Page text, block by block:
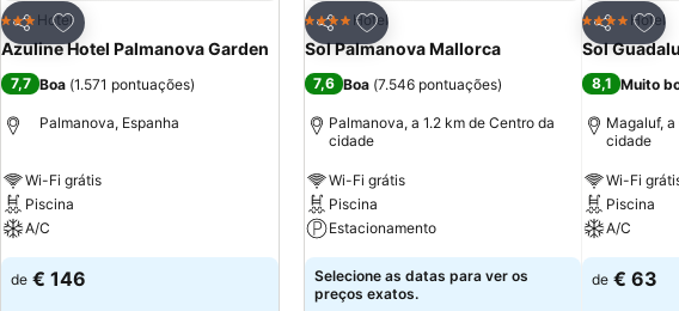
Partilhar
Adicionar aos favoritos
3 Estrelas
Hotel
Azuline Hotel Palmanova Garden
7,7 Boa (1.571 pontuações)
Palmanova, Espanha
Wi-Fi grátis
Piscina
A/C
de € 146
Partilhar
Adicionar aos favoritos
4 EstrelasHotel
Sol Palmanova Mallorca
7,6 Boa (7.546 pontuações)
Palmanova, a 1.2 km de Centro da
cidade
Wi-Fi grátis
Piscina
Estacionamento
Selecione as datas para ver os
preços exatos.
Partilhar
4 EstrelasHotel
Sol
8,1 Muito
Magaluf,
cidade
Wi-Fi
Piscina
A/C
de € 63